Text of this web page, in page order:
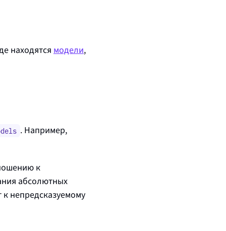
находятся модели,
. Например,
к
абсолютных
к непредсказуемому